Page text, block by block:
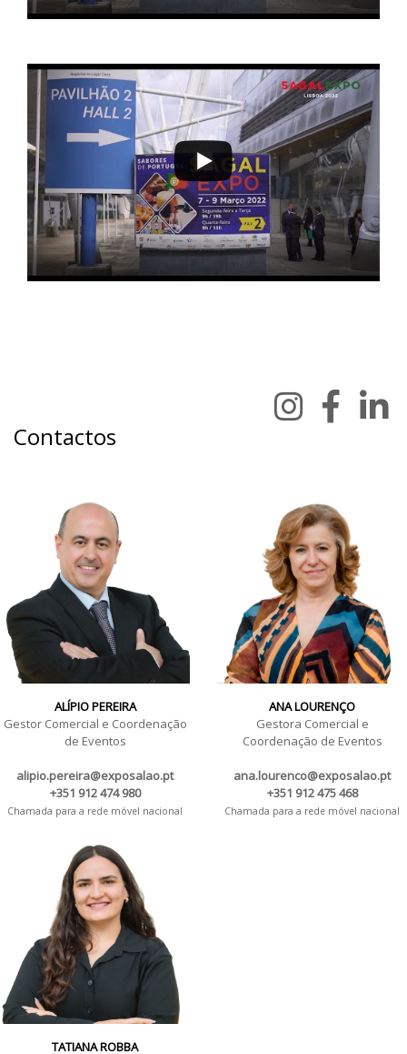
Contactos
ALÍPIO PEREIRA
Gestor Comercial e Coordenação
de Eventos
alipio.pereira@exposalao.pt
+351 912 474 980
Chamada para a rede móvel nacional
ANA LOURENÇO
Gestora Comercial e
Coordenação de Eventos
ana.lourenco@exposalao.pt
+351 912 475 468
Chamada para a rede móvel nacional
TATIANA ROBBA